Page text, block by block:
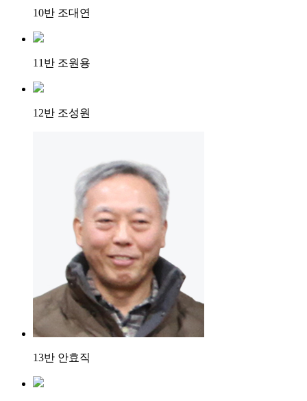
10반 조대연
11반 조원용
12반 조성원
13반 안효직